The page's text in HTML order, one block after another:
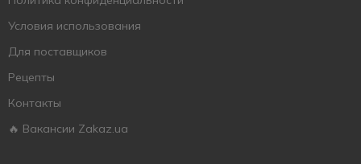
Условия использования
Для поставщиков
Рецепты
Контакты
🔥 Вакансии Zakaz.ua